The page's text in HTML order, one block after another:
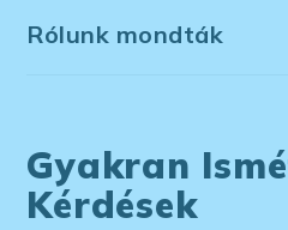
Rólunk mondták
Gyakran
Kérdések